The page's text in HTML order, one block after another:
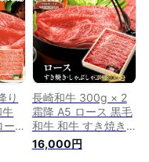
り
料
イ
レ
高級肉 美味しい 国
産 すきやき すき焼
き肉 好き焼肉 すき
焼肉 プレゼント お
祝い 贈り物 贈答用
送料無料
り
ー
き
長崎和牛 300g × 2
霜降 A5 ロース 黒毛
和牛 和牛 すき焼き
用 しゃぶしゃぶ用
長崎県産 高級肉 肉
16,000円